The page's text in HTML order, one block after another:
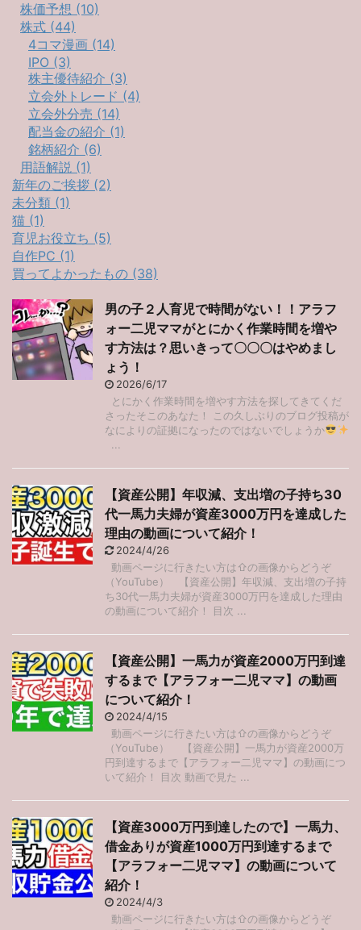
株価予想 (10)
株式 (44)
4コマ漫画 (14)
IPO (3)
株主優待紹介 (3)
立会外トレード (4)
立会外分売 (14)
配当金の紹介 (1)
銘柄紹介 (6)
用語解説 (1)
新年のご挨拶 (2)
未分類 (1)
猫 (1)
育児お役立ち (5)
自作PC (1)
買ってよかったもの (38)
男の子２人育児で時間がない！！アラフ
ォー二児ママがとにかく作業時間を増や
す方法は？思いきって〇〇〇はやめまし
ょう！
2026/6/17
とにかく作業時間を増やす方法を探してきてくだ
さったそこのあなた！ この久しぶりのブログ投稿が
なによりの証拠になったのではないでしょうか
...
【資産公開】年収減、支出増の子持ち30
代一馬力夫婦が資産3000万円を達成した
理由の動画について紹介！
2024/4/26
動画ページに行きたい方は⇧の画像からどうぞ
（YouTube） 【資産公開】年収減、支出増の子持
ち30代一馬力夫婦が資産3000万円を達成した理由
の動画について紹介！ 目次 ...
【資産公開】一馬力が資産2000万円到達
するまで【アラフォー二児ママ】の動画
について紹介！
2024/4/15
動画ページに行きたい方は⇧の画像からどうぞ
（YouTube） 【資産公開】一馬力が資産2000万
円到達するまで【アラフォー二児ママ】の動画につ
いて紹介！ 目次 動画で見た ...
【資産3000万円到達したので】一馬力、
借金ありが資産1000万円到達するまで
【アラフォー二児ママ】の動画について
紹介！
2024/4/3
動画ページに行きたい方は⇧の画像からどうぞ